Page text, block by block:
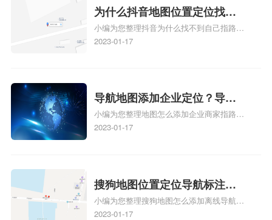
相关地图标注知识，详情可查看下方正文！
为什么抖音地图位置定位找不
到了？抖音为什么找不到当前
定位了？
小编为您整理抖音为什么找不到自己指路人
地图标注服务中心铺的位置、地图位置更新
服务中心位置、抖音突然不显示定位了相关
地图标注知识，详情可查看下方正文！
2023-01-17
导航地图添加企业定位？导航
定位企业？
小编为您整理地图怎么添加企业商家指路人
地图标注服务中心铺名称、地图怎么添加企
添加企业、地图如何添加企业相关地图标注
知识，详情可查看下方正文！
2023-01-17
搜狗地图位置定位导航标注？
搜狗地图位置定位,导航,标注？
小编为您整理搜狗地图怎么添加离线导航搜
狗地图离线导航怎么用、搜狗地图导航卫星
2023-01-17